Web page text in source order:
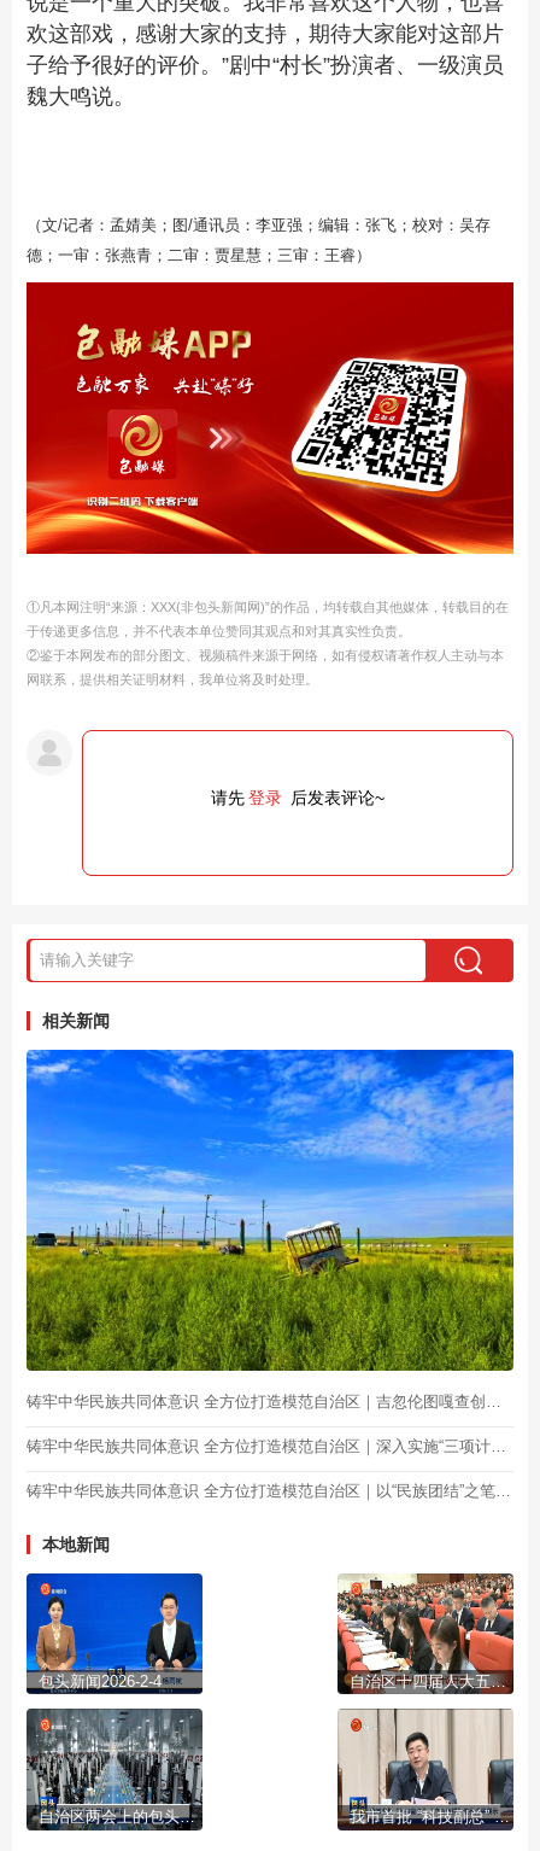
欢这部戏，感谢大家的支持，期待大家能对这部片
子给予很好的评价。”剧中“村长”扮演者、一级演员
魏大鸣说。
（文/记者：孟婧美；图/通讯员：李亚强；编辑：张飞；校对：吴存
德；一审：张燕青；二审：贾星慧；三审：王睿）
①凡本网注明“来源：XXX(非包头新闻网)”的作品，均转载自其他媒体，转载目的在
于传递更多信息，并不代表本单位赞同其观点和对其真实性负责。
②鉴于本网发布的部分图文、视频稿件来源于网络，如有侵权请著作权人主动与本
网联系，提供相关证明材料，我单位将及时处理。
请先登录 后发表评论~
相关新闻
本地新闻
包头新闻2026-2-4 自治区十四届人大五次会议开幕
自治区两会上的包头声音 我市首批 “科技副总” “产业教授”进行成果展示